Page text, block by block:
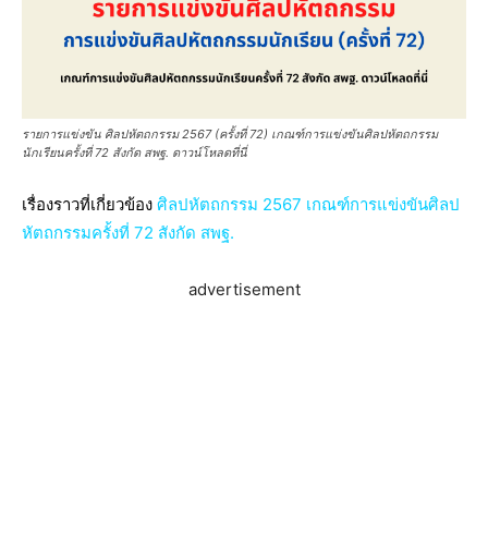
รายการแข่งขัน ศิลปหัตถกรรม 2567 (ครั้งที่ 72) เกณฑ์การแข่งขันศิลปหัตถกรรม
นักเรียนครั้งที่ 72 สังกัด สพฐ. ดาวน์โหลดที่นี่
เรื่องราวที่เกี่ยวข้อง ศิลปหัตถกรรม 2567 เกณฑ์การแข่งขันศิลป
หัตถกรรมครั้งที่ 72 สังกัด สพฐ.
advertisement